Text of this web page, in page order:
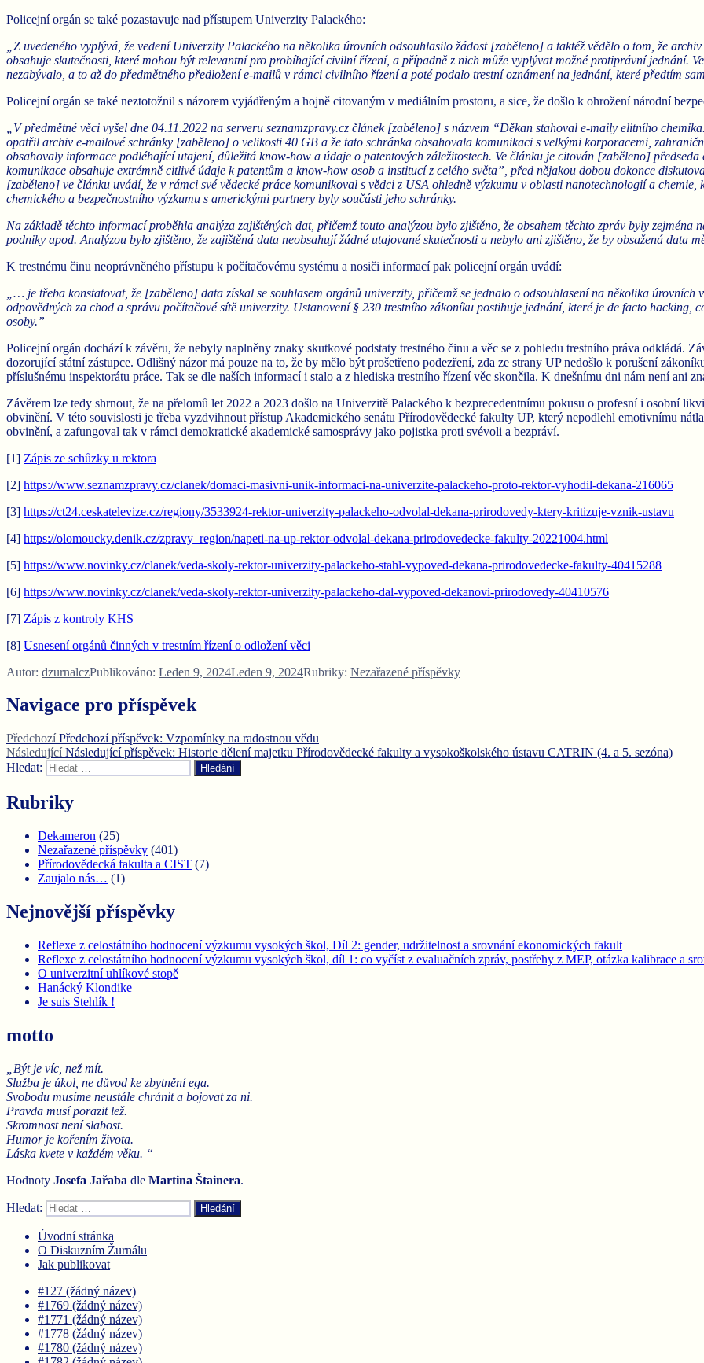
Policejní orgán se také pozastavuje nad přístupem Univerzity Palackého:
„Z uvedeného vyplývá, že vedení Univerzity Palackého na několika úrovních odsouhlasilo žádost [zaběleno] a taktéž vědělo o tom, že
obsahuje skutečnosti, které mohou být relevantní pro probíhající civilní řízení, a případně z nich může vyplývat možné protiprávní jednání.
nezabývalo, a to až do předmětného předložení e-mailů v rámci civilního řízení a poté podalo trestní oznámení na jednání, které předtím
Policejní orgán se také neztotožnil s názorem vyjádřeným a hojně citovaným v mediálním prostoru, a sice, že došlo k ohrožení národní
„V předmětné věci vyšel dne 04.11.2022 na serveru seznamzpravy.cz článek [zaběleno] s názvem “Děkan stahoval e-maily elitního
opatřil archiv e-mailové schránky [zaběleno] o velikosti 40 GB a že tato schránka obsahovala komunikaci s velkými korporacemi,
obsahovaly informace podléhající utajení, důležitá know-how a údaje o patentových záležitostech. Ve článku je citován [zaběleno]
komunikace obsahuje extrémně citlivé údaje k patentům a know-how osob a institucí z celého světa”, před nějakou dobou dokonce
[zaběleno] ve článku uvádí, že v rámci své vědecké práce komunikoval s vědci z USA ohledně výzkumu v oblasti nanotechnologií a
chemického a bezpečnostního výzkumu s americkými partnery byly součásti jeho schránky.
Na základě těchto informací proběhla analýza zajištěných dat, přičemž touto analýzou bylo zjištěno, že obsahem těchto zpráv byly
podniky apod. Analýzou bylo zjištěno, že zajištěná data neobsahují žádné utajované skutečnosti a nebylo ani zjištěno, že by obsažená data
K trestnému činu neoprávněného přístupu k počítačovému systému a nosiči informací pak policejní orgán uvádí:
„… je třeba konstatovat, že [zaběleno] data získal se souhlasem orgánů univerzity, přičemž se jednalo o odsouhlasení na několika
odpovědných za chod a správu počítačové sítě univerzity. Ustanovení § 230 trestního zákoníku postihuje jednání, které je de facto
osoby.”
Policejní orgán dochází k závěru, že nebyly naplněny znaky skutkové podstaty trestného činu a věc se z pohledu trestního práva odkládá.
dozorující státní zástupce. Odlišný názor má pouze na to, že by mělo být prošetřeno podezření, zda ze strany UP nedošlo k porušení
příslušnému inspektorátu práce. Tak se dle naších informací i stalo a z hlediska trestního řízení věc skončila. K dnešnímu dni nám není ani
Závěrem lze tedy shrnout, že na přelomů let 2022 a 2023 došlo na Univerzitě Palackého k bezprecedentnímu pokusu o profesní i osobní
obvinění. V této souvislosti je třeba vyzdvihnout přístup Akademického senátu Přírodovědecké fakulty UP, který nepodlehl emotivnímu
obvinění, a zafungoval tak v rámci demokratické akademické samosprávy jako pojistka proti svévoli a bezpráví.
[1] Zápis ze schůzky u rektora
[2] https://www.seznamzpravy.cz/clanek/domaci-masivni-unik-informaci-na-univerzite-palackeho-proto-rektor-vyhodil-dekana-216065
[3] https://ct24.ceskatelevize.cz/regiony/3533924-rektor-univerzity-palackeho-odvolal-dekana-prirodovedy-ktery-kritizuje-vznik-ustavu
[4] https://olomoucky.denik.cz/zpravy_region/napeti-na-up-rektor-odvolal-dekana-prirodovedecke-fakulty-20221004.html
[5] https://www.novinky.cz/clanek/veda-skoly-rektor-univerzity-palackeho-stahl-vypoved-dekana-prirodovedecke-fakulty-40415288
[6] https://www.novinky.cz/clanek/veda-skoly-rektor-univerzity-palackeho-dal-vypoved-dekanovi-prirodovedy-40410576
[7] Zápis z kontroly KHS
[8] Usnesení orgánů činných v trestním řízení o odložení věci
Autor: dzurnalczPublikováno: Leden 9, 2024Leden 9, 2024Rubriky: Nezařazené příspěvky
Navigace pro příspěvek
Předchozí Předchozí příspěvek: Vzpomínky na radostnou vědu
Následující Následující příspěvek: Historie dělení majetku Přírodovědecké fakulty a vysokoškolského ústavu CATRIN (4. a 5. sezóna)
Hledat:
Hledání
Rubriky
Dekameron (25)
Nezařazené příspěvky (401)
Přírodovědecká fakulta a CIST (7)
Zaujalo nás… (1)
Nejnovější příspěvky
Reflexe z celostátního hodnocení výzkumu vysokých škol, Díl 2: gender, udržitelnost a srovnání ekonomických fakult
Reflexe z celostátního hodnocení výzkumu vysokých škol, díl 1: co vyčíst z evaluačních zpráv, postřehy z MEP, otázka kalibrace a
O univerzitní uhlíkové stopě
Hanácký Klondike
Je suis Stehlík !
motto
„Být je víc, než mít.
Služba je úkol, ne důvod ke zbytnění ega.
Svobodu musíme neustále chránit a bojovat za ni.
Pravda musí porazit lež.
Skromnost není slabost.
Humor je kořením života.
Láska kvete v každém věku. “
Hodnoty Josefa Jařaba dle Martina Štainera.
Hledat: Hledání
Úvodní stránka
O Diskuzním Žurnálu
Jak publikovat
#127 (žádný název)
#1769 (žádný název)
#1771 (žádný název)
#1778 (žádný název)
#1780 (žádný název)